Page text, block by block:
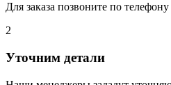
Для заказа позвоните по телефону
2
Уточним детали